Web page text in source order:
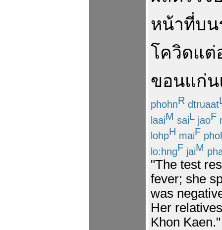
หน้าที่บน
โควิดแต่
ขอนแก่น
phohnR dtruaat
laaiM saiL jaoF
lohpH maiF
lo:hngF jaiM
"The test
fever; she
was
Her
Khon Kaen."